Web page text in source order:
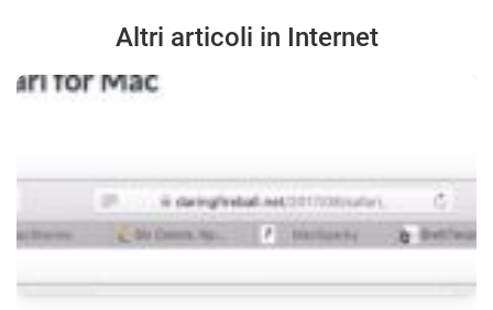
Altri articoli in Internet